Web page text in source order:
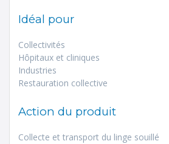
Idéal pour
Collectivités
Hôpitaux et cliniques
Industries
Restauration collective
Action du produit
Collecte et transport du linge souillé